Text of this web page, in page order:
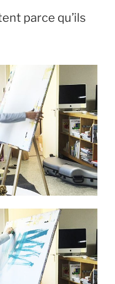
parce qu’ils